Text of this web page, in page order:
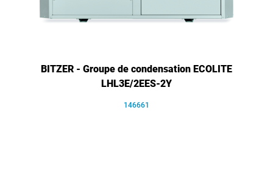
BITZER - Groupe de condensation ECOLITE
LHL3E/2EES-2Y
146661